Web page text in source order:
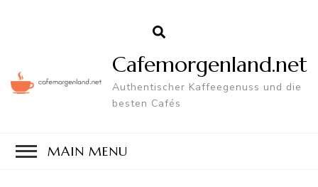
Cafemorgenland.net
Authentischer Kaffeegenuss und die
besten Cafés
MAIN MENU